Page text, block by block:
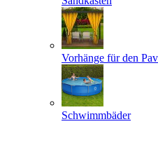
Vorhänge für den
Schwimmbäder